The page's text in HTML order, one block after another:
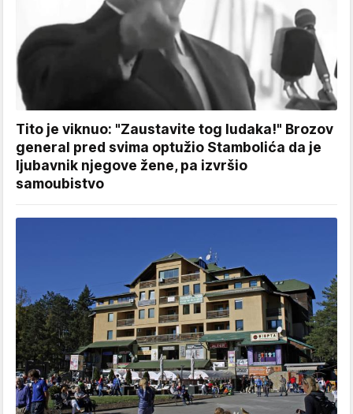
Tito je viknuo: "Zaustavite tog ludaka!" Brozov
general pred svima optužio Stambolića da je
ljubavnik njegove žene, pa izvršio
samoubistvo